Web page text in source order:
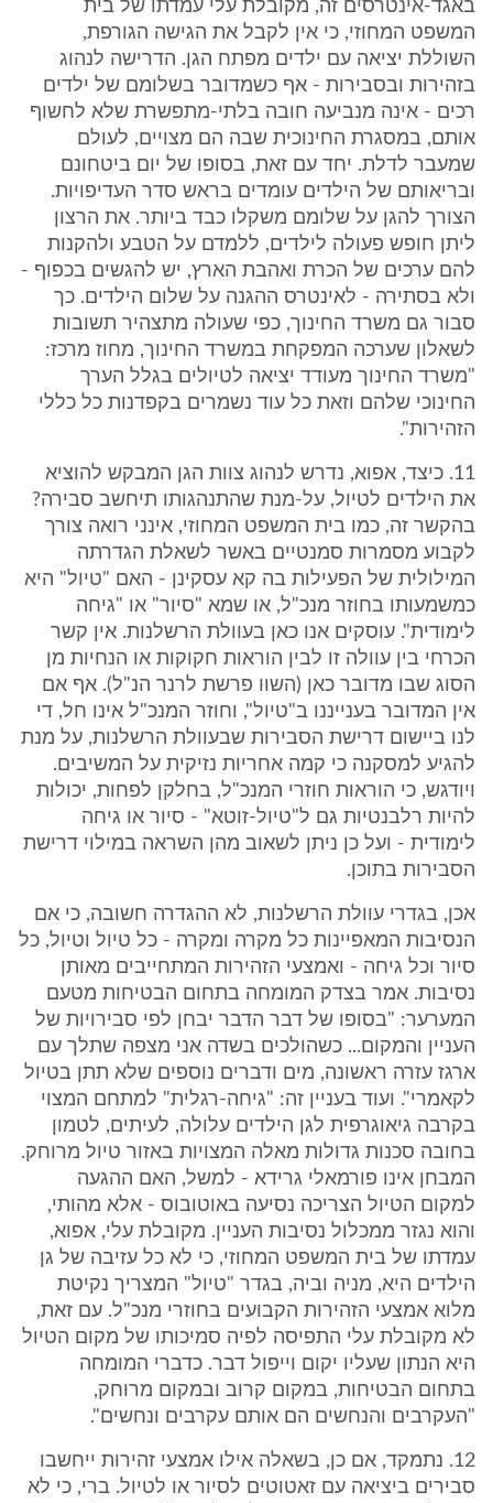
באגד-אינטרסים זה, מקובלת עלי עמדתו של בית
המשפט המחוזי, כי אין לקבל את הגישה הגורפת,
השוללת יציאה עם ילדים מפתח הגן. הדרישה לנהוג
בזהירות ובסבירות - אף כשמדובר בשלומם של ילדים
רכים - אינה מנביעה חובה בלתי-מתפשרת שלא לחשוף
אותם, במסגרת החינוכית שבה הם מצויים, לעולם
שמעבר לדלת. יחד עם זאת, בסופו של יום ביטחונם
ובריאותם של הילדים עומדים בראש סדר העדיפויות.
הצורך להגן על שלומם משקלו כבד ביותר. את הרצון
ליתן חופש פעולה לילדים, ללמדם על הטבע ולהקנות
להם ערכים של הכרת ואהבת הארץ, יש להגשים בכפוף -
ולא בסתירה - לאינטרס ההגנה על שלום הילדים. כך
סבור גם משרד החינוך, כפי שעולה מתצהיר תשובות
לשאלון שערכה המפקחת במשרד החינוך, מחוז מרכז:
"משרד החינוך מעודד יציאה לטיולים בגלל הערך
החינוכי שלהם וזאת כל עוד נשמרים בקפדנות כל כללי
הזהירות".
11. כיצד, אפוא, נדרש לנהוג צוות הגן המבקש להוציא
את הילדים לטיול, על-מנת שהתנהגותו תיחשב סבירה?
בהקשר זה, כמו בית המשפט המחוזי, אינני רואה צורך
לקבוע מסמרות סמנטיים באשר לשאלת הגדרתה
המילולית של הפעילות בה קא עסקינן - האם "טיול" היא
כמשמעותו בחוזר מנכ"ל, או שמא "סיור" או "גיחה
לימודית". עוסקים אנו כאן בעוולת הרשלנות. אין קשר
הכרחי בין עוולה זו לבין הוראות חקוקות או הנחיות מן
הסוג שבו מדובר כאן (השוו פרשת לרנר הנ"ל). אף אם
אין המדובר בענייננו ב"טיול", וחוזר המנכ"ל אינו חל, די
לנו ביישום דרישת הסבירות שבעוולת הרשלנות, על מנת
להגיע למסקנה כי קמה אחריות נזיקית על המשיבים.
ויודגש, כי הוראות חוזרי המנכ"ל, בחלקן לפחות, יכולות
להיות רלבנטיות גם ל"טיול-זוטא" - סיור או גיחה
לימודית - ועל כן ניתן לשאוב מהן השראה במילוי דרישת
הסבירות בתוכן.
אכן, בגדרי עוולת הרשלנות, לא ההגדרה חשובה, כי אם
הנסיבות המאפיינות כל מקרה ומקרה - כל טיול וטיול, כל
סיור וכל גיחה - ואמצעי הזהירות המתחייבים מאותן
נסיבות. אמר בצדק המומחה בתחום הבטיחות מטעם
המערער: "בסופו של דבר הדבר יבחן לפי סבירויות של
העניין והמקום... כשהולכים בשדה אני מצפה שתלך עם
ארגז עזרה ראשונה, מים ודברים נוספים שלא תתן בטיול
לקאמרי". ועוד בעניין זה: "גיחה-רגלית" למתחם המצוי
בקרבה גיאוגרפית לגן הילדים עלולה, לעיתים, לטמון
בחובה סכנות גדולות מאלה המצויות באזור טיול מרוחק.
המבחן אינו פורמאלי גרידא - למשל, האם ההגעה
למקום הטיול הצריכה נסיעה באוטובוס - אלא מהותי,
והוא נגזר ממכלול נסיבות העניין. מקובלת עלי, אפוא,
עמדתו של בית המשפט המחוזי, כי לא כל עזיבה של גן
הילדים היא, מניה וביה, בגדר "טיול" המצריך נקיטת
מלוא אמצעי הזהירות הקבועים בחוזרי מנכ"ל. עם זאת,
לא מקובלת עלי התפיסה לפיה סמיכותו של מקום הטיול
היא הנתון שעליו יקום וייפול דבר. כדברי המומחה
בתחום הבטיחות, במקום קרוב ובמקום מרוחק,
"העקרבים והנחשים הם אותם עקרבים ונחשים".
12. נתמקד, אם כן, בשאלה אילו אמצעי זהירות ייחשבו
סבירים ביציאה עם זאטוטים לסיור או לטיול. ברי, כי לא